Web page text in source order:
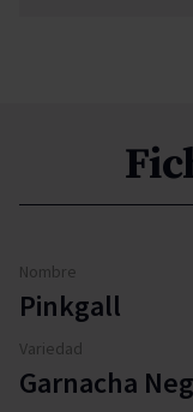
Nombre
Pinkgall
Variedad
Garnacha